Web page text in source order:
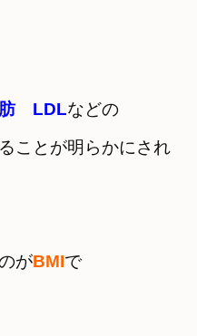
　LDLなどの
ことが明らかにされ
がBMIで